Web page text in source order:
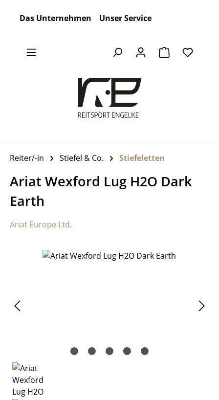
Das Unternehmen Unser Service
Warenkorb
Reiter/-in Stiefel & Co. Stiefeletten
Ariat Wexford Lug H2O Dark
Earth
Ariat Europe Ltd.
Bildergalerie überspringen